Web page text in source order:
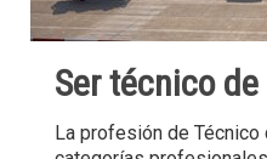
Ser técnico de
La profesión de Técnico